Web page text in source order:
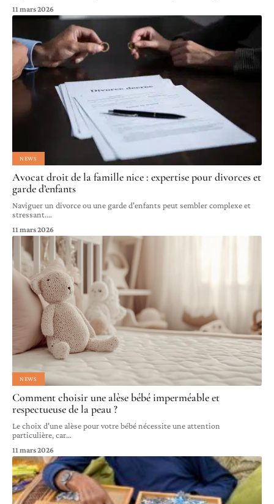
11 mars 2026
NEWS
Avocat droit de la famille nice : expertise pour divorces et
garde d’enfants
Naviguer un divorce ou une garde d'enfants peut sembler complexe et
stressant.…
11 mars 2026
NEWS
Comment choisir une alèse bébé imperméable et
respectueuse de la peau ?
Le choix d'une alèse pour votre bébé nécessite une attention
particulière, car…
11 mars 2026